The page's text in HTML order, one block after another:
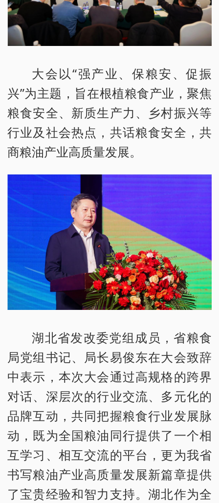
大会以“强产业、保粮安、促振
兴”为主题，旨在根植粮食产业，聚焦
粮食安全、新质生产力、乡村振兴等
行业及社会热点，共话粮食安全，共
商粮油产业高质量发展。
湖北省发改委党组成员，省粮食
局党组书记、局长易俊东在大会致辞
中表示，本次大会通过高规格的跨界
对话、深层次的行业交流、多元化的
品牌互动，共同把握粮食行业发展脉
动，既为全国粮油同行提供了一个相
互学习、相互交流的平台，更为我省
书写粮油产业高质量发展新篇章提供
了宝贵经验和智力支持。湖北作为全